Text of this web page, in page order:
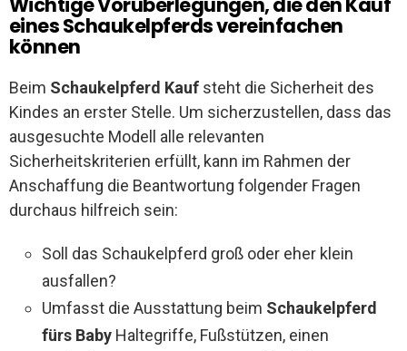
eines Schaukelpferds vereinfachen
können
Beim Schaukelpferd Kauf steht die Sicherheit des
Kindes an erster Stelle. Um sicherzustellen, dass das
ausgesuchte Modell alle relevanten
Sicherheitskriterien erfüllt, kann im Rahmen der
Anschaffung die Beantwortung folgender Fragen
durchaus hilfreich sein:
Soll das Schaukelpferd groß oder eher klein
ausfallen?
Umfasst die Ausstattung beim Schaukelpferd
fürs Baby Haltegriffe, Fußstützen, einen